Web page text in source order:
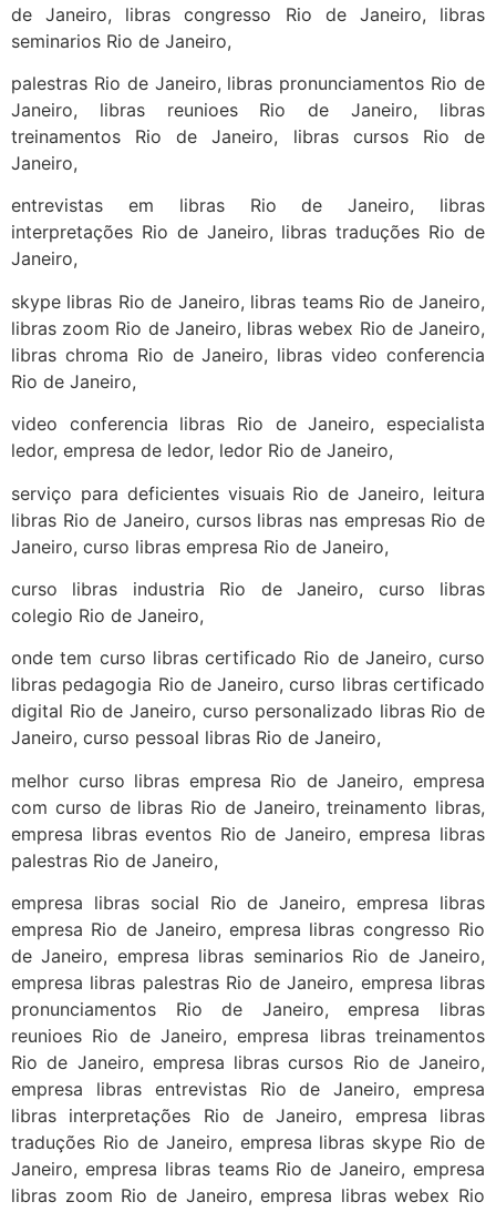
de Janeiro, libras congresso Rio de Janeiro, libras
seminarios Rio de Janeiro,
palestras Rio de Janeiro, libras pronunciamentos Rio de
Janeiro, libras reunioes Rio de Janeiro, libras
treinamentos Rio de Janeiro, libras cursos Rio de
Janeiro,
entrevistas em libras Rio de Janeiro, libras
interpretações Rio de Janeiro, libras traduções Rio de
Janeiro,
skype libras Rio de Janeiro, libras teams Rio de Janeiro,
libras zoom Rio de Janeiro, libras webex Rio de Janeiro,
libras chroma Rio de Janeiro, libras video conferencia
Rio de Janeiro,
video conferencia libras Rio de Janeiro, especialista
ledor, empresa de ledor, ledor Rio de Janeiro,
serviço para deficientes visuais Rio de Janeiro, leitura
libras Rio de Janeiro, cursos libras nas empresas Rio de
Janeiro, curso libras empresa Rio de Janeiro,
curso libras industria Rio de Janeiro, curso libras
colegio Rio de Janeiro,
onde tem curso libras certificado Rio de Janeiro, curso
libras pedagogia Rio de Janeiro, curso libras certificado
digital Rio de Janeiro, curso personalizado libras Rio de
Janeiro, curso pessoal libras Rio de Janeiro,
melhor curso libras empresa Rio de Janeiro, empresa
com curso de libras Rio de Janeiro, treinamento libras,
empresa libras eventos Rio de Janeiro, empresa libras
palestras Rio de Janeiro,
empresa libras social Rio de Janeiro, empresa libras
empresa Rio de Janeiro, empresa libras congresso Rio
de Janeiro, empresa libras seminarios Rio de Janeiro,
empresa libras palestras Rio de Janeiro, empresa libras
pronunciamentos Rio de Janeiro, empresa libras
reunioes Rio de Janeiro, empresa libras treinamentos
Rio de Janeiro, empresa libras cursos Rio de Janeiro,
empresa libras entrevistas Rio de Janeiro, empresa
libras interpretações Rio de Janeiro, empresa libras
traduções Rio de Janeiro, empresa libras skype Rio de
Janeiro, empresa libras teams Rio de Janeiro, empresa
libras zoom Rio de Janeiro, empresa libras webex Rio